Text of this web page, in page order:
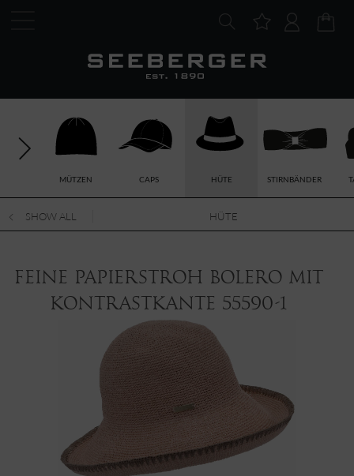
MÜTZEN CAPS HÜTE STIRNBÄNDER
SHOW ALL HÜTE
feine Papierstroh Bolero mit
Kontrastkante 55590-1